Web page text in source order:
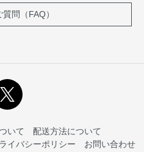
問（FAQ）
いて
配送方法について
イバシーポリシー お問い合わせ